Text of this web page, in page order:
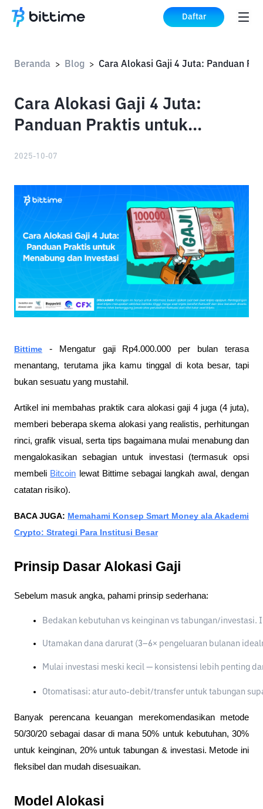
Daftar
Beranda > Blog >
Cara Alokasi Gaji 4 Juta:
Panduan Praktis untuk
2025-10-07
Bittime -
Mengatur gaji Rp4.000.000 per bulan terasa
menantang, terutama jika kamu tinggal di kota besar, tapi
bukan sesuatu yang mustahil.
Artikel ini membahas praktik cara alokasi gaji 4 juga (4 juta),
memberi beberapa skema alokasi yang realistis, perhitungan
rinci, grafik visual, serta tips bagaimana mulai menabung dan
mengalokasikan sebagian untuk investasi (termasuk opsi
membeli Bitcoin lewat Bittime sebagai langkah awal, dengan
catatan risiko).
BACA JUGA: Memahami Konsep Smart Money ala Akademi
Crypto: Strategi Para Institusi Besar
Prinsip Dasar Alokasi Gaji
Sebelum masuk angka, pahami prinsip sederhana:
Bedakan kebutuhan vs keinginan vs tabungan/investasi.
Utamakan dana darurat (3–6× pengeluaran bulanan
Mulai investasi meski kecil — konsistensi lebih penting
Otomatisasi: atur auto-debit/transfer untuk tabungan
Banyak perencana keuangan merekomendasikan metode
50/30/20 sebagai dasar di mana 50% untuk kebutuhan, 30%
untuk keinginan, 20% untuk tabungan & investasi. Metode ini
fleksibel dan mudah disesuaikan.
Model Alokasi